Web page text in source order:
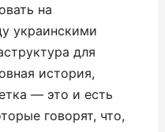
на
украинскими
для
история,
— это и есть
говорят, что,